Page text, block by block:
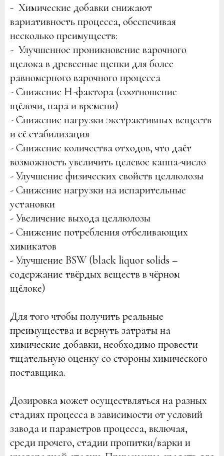
- Химические добавки снижают
вариативность процесса, обеспечивая
несколько преимуществ:
- Улучшенное проникновение варочного
щелока в древесные щепки для более
равномерного варочного процесса
- Снижение H-фактора (соотношение
щёлочи, пара и времени)
- Снижение нагрузки экстрактивных веществ
и её стабилизация
- Снижение количества отходов, что даёт
возможность увеличить целевое каппа-число
- Улучшение физических свойств целлюлозы
- Снижение нагрузки на испарительные
установки
- Увеличение выхода целлюлозы
- Снижение потребления отбеливающих
химикатов
- Улучшение BSW (black liquor solids –
содержание твёрдых веществ в чёрном
щёлоке)
Для того чтобы получить реальные
преимущества и вернуть затраты на
химические добавки, необходимо провести
тщательную оценку со стороны химического
поставщика.
Дозировка может осуществляться на разных
стадиях процесса в зависимости от условий
завода и параметров процесса, включая,
среди прочего, стадии пропитки/варки и